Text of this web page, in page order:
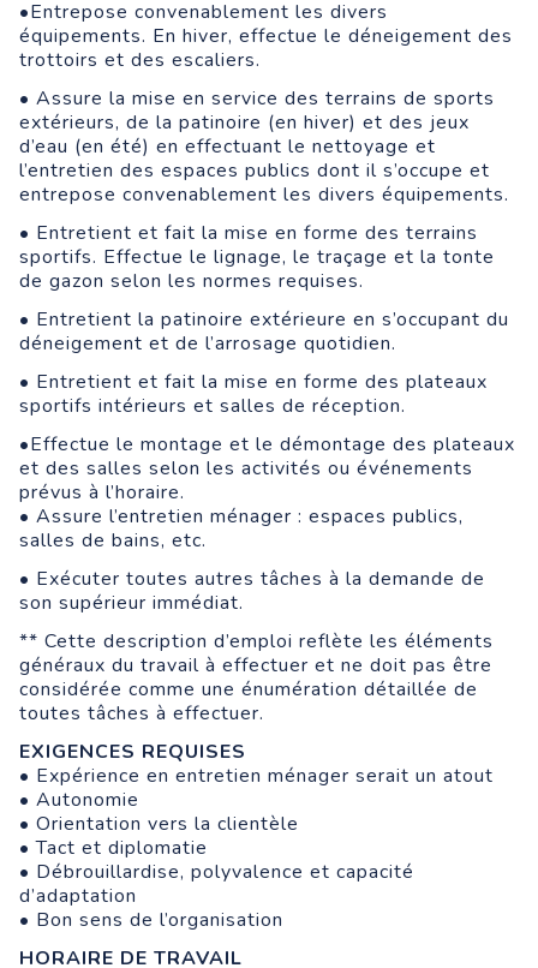
•Entrepose convenablement les divers
équipements. En hiver, effectue le déneigement des
trottoirs et des escaliers.
• Assure la mise en service des terrains de sports
extérieurs, de la patinoire (en hiver) et des jeux
d’eau (en été) en effectuant le nettoyage et
l’entretien des espaces publics dont il s’occupe et
entrepose convenablement les divers équipements.
• Entretient et fait la mise en forme des terrains
sportifs. Effectue le lignage, le traçage et la tonte
de gazon selon les normes requises.
• Entretient la patinoire extérieure en s’occupant du
déneigement et de l’arrosage quotidien.
• Entretient et fait la mise en forme des plateaux
sportifs intérieurs et salles de réception.
•Effectue le montage et le démontage des plateaux
et des salles selon les activités ou événements
prévus à l’horaire.
• Assure l’entretien ménager : espaces publics,
salles de bains, etc.
• Exécuter toutes autres tâches à la demande de
son supérieur immédiat.
** Cette description d’emploi reflète les éléments
généraux du travail à effectuer et ne doit pas être
considérée comme une énumération détaillée de
toutes tâches à effectuer.
EXIGENCES REQUISES
• Expérience en entretien ménager serait un atout
• Autonomie
• Orientation vers la clientèle
• Tact et diplomatie
• Débrouillardise, polyvalence et capacité
d’adaptation
• Bon sens de l’organisation
HORAIRE DE TRAVAIL